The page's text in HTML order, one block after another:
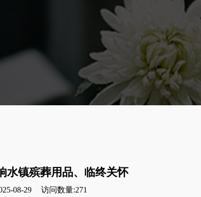
水镇殡葬用品、临终关怀
08-29 访问数量:271